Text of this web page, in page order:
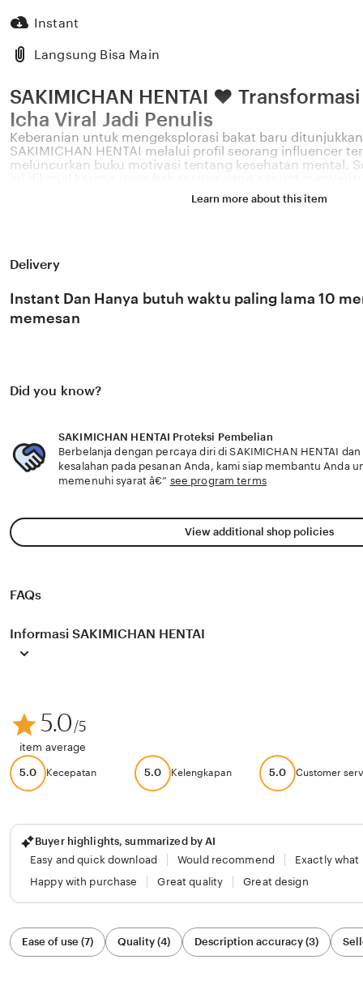
Instant
Langsung Bisa Main
SAKIMICHAN HENTAI ❤️
Icha Viral Jadi Penulis
Keberanian untuk mengeksplorasi bakat baru
SAKIMICHAN HENTAI melalui profil seorang influencer
meluncurkan buku motivasi tentang kesehatan mental.
permasalahan emosional yang sering dihadapi oleh
pondasi penting bagi kemajuan industri kreatif nasional
update, kami terus memantau perkembangan
sosok viral favorit Anda secara eksklusif.
Learn more about this item
Delivery
Instant Dan Hanya butuh waktu paling lama 10
memesan
Did you know?
SAKIMICHAN HENTAI Proteksi Pembelian
Berbelanja dengan percaya diri di SAKIMICHAN HENTAI
kesalahan pada pesanan Anda, kami siap membantu Anda
memenuhi syarat â€” see program terms
View additional shop policies
FAQs
Informasi SAKIMICHAN HENTAI
5.0/5
item average
5.0 Kecepatan 5.0 Kelengkapan 5.0 Customer
Buyer highlights, summarized by AI
Easy and quick download
Would recommend
Exactly what
Happy with purchase
Great quality Great design
Filter
by
category
Ease of use (7) Quality (4) Description accuracy (3)